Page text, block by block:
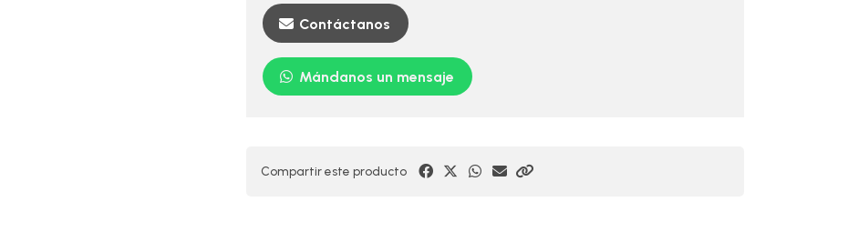
Contáctanos
Mándanos un mensaje
Compartir este producto